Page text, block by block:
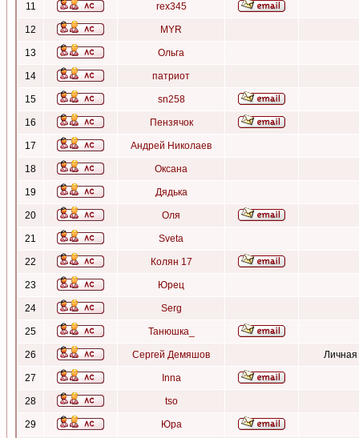
11 rex345
12 MYR
13 Ольга
14 патриот
15 sn258
16 Пензячок
17 Андрей Николаев
18 Оксана
19 Дядька
20 Оля
21 Sveta
22 Колян 17
23 Юрец
24 Serg
25 Танюшка_
26 Сергей Демяшов Личная
27 Inna
28 tso
29 Юра